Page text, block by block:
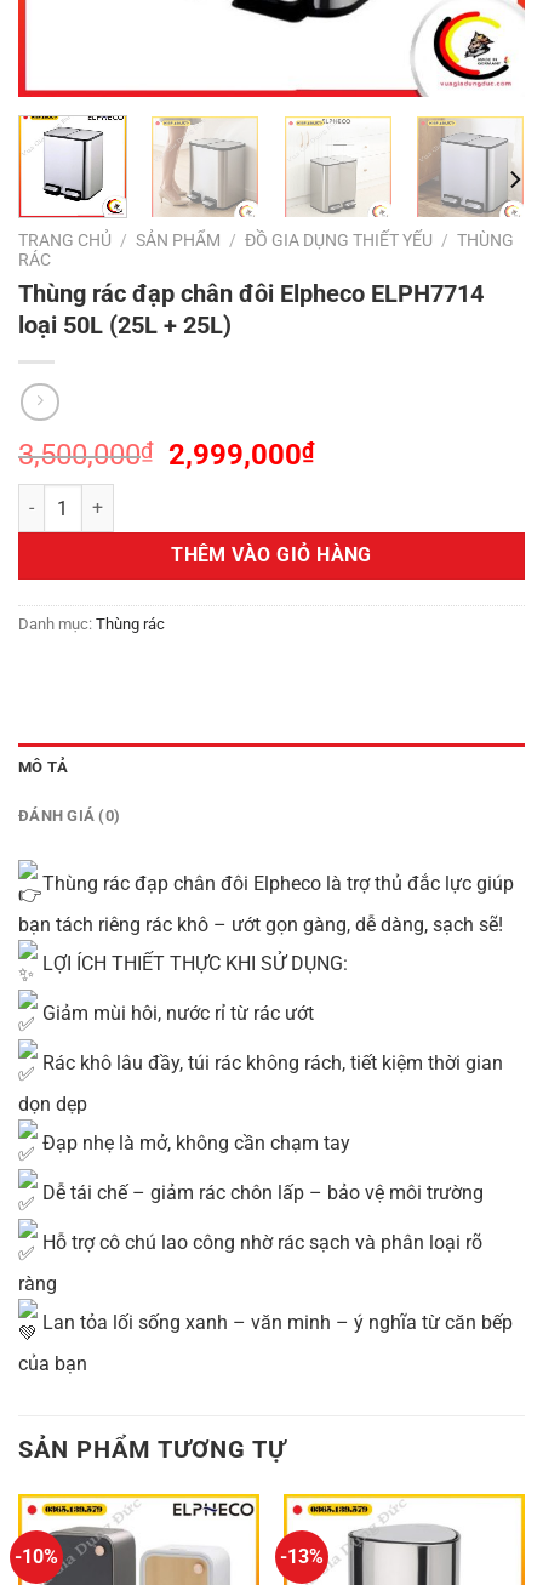
TRANG CHỦ / SẢN PHẨM / ĐỒ GIA DỤNG THIẾT YẾU / THÙNG
RÁC
Thùng rác đạp chân đôi Elpheco ELPH7714
loại 50L (25L + 25L)
3,500,000₫
Giá
3,500,000₫.
2,999,000₫Giá
là:
2,999,000₫.
Thùng rác đạp chân đôi Elpheco ELPH7714 loại 50L (25L + 25L) số
THÊM VÀO GIỎ HÀNG
Danh mục: Thùng rác
MÔ TẢ
ĐÁNH GIÁ (0)
Thùng rác đạp chân đôi Elpheco là trợ thủ đắc lực giúp
bạn tách riêng rác khô – ướt gọn gàng, dễ dàng, sạch sẽ!
LỢI ÍCH THIẾT THỰC KHI SỬ DỤNG:
Giảm mùi hôi, nước rỉ từ rác ướt
Rác khô lâu đầy, túi rác không rách, tiết kiệm thời gian
dọn dẹp
Đạp nhẹ là mở, không cần chạm tay
Dễ tái chế – giảm rác chôn lấp – bảo vệ môi trường
Hỗ trợ cô chú lao công nhờ rác sạch và phân loại rõ
ràng
Lan tỏa lối sống xanh – văn minh – ý nghĩa từ căn bếp
của bạn
SẢN PHẨM TƯƠNG TỰ
-10% -13%